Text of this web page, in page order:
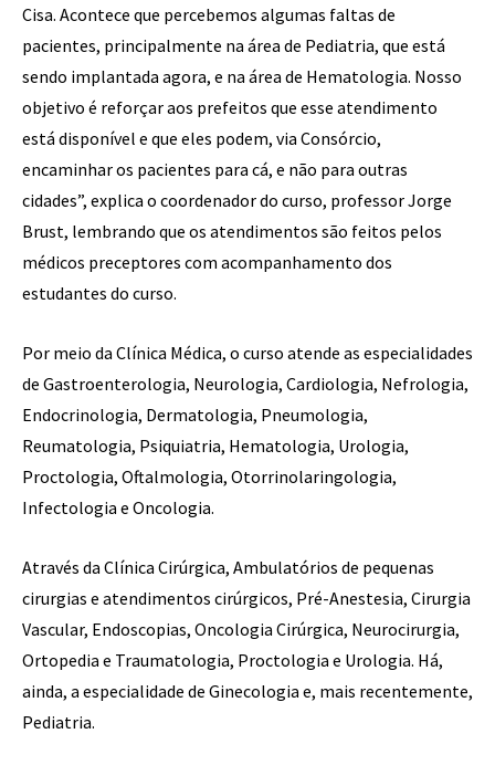
Cisa. Acontece que percebemos algumas faltas de
pacientes, principalmente na área de Pediatria, que está
sendo implantada agora, e na área de Hematologia. Nosso
objetivo é reforçar aos prefeitos que esse atendimento
está disponível e que eles podem, via Consórcio,
encaminhar os pacientes para cá, e não para outras
cidades”, explica o coordenador do curso, professor Jorge
Brust, lembrando que os atendimentos são feitos pelos
médicos preceptores com acompanhamento dos
estudantes do curso.
Por meio da Clínica Médica, o curso atende as especialidades
de Gastroenterologia, Neurologia, Cardiologia, Nefrologia,
Endocrinologia, Dermatologia, Pneumologia,
Reumatologia, Psiquiatria, Hematologia, Urologia,
Proctologia, Oftalmologia, Otorrinolaringologia,
Infectologia e Oncologia.
Através da Clínica Cirúrgica, Ambulatórios de pequenas
cirurgias e atendimentos cirúrgicos, Pré-Anestesia, Cirurgia
Vascular, Endoscopias, Oncologia Cirúrgica, Neurocirurgia,
Ortopedia e Traumatologia, Proctologia e Urologia. Há,
ainda, a especialidade de Ginecologia e, mais recentemente,
Pediatria.